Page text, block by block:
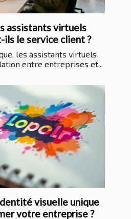
assistants virtuels
le service client ?
les assistants virtuels
entre entreprises et...
visuelle unique
votre entreprise ?